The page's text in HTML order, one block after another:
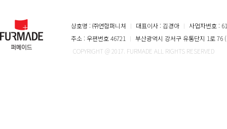
상호명 : ㈜연합퍼니쳐 ㅣ 대표이사 : 김경아 ㅣ 사업자번호 :
주소 : 우편번호 46721
ㅣ 부산광역시 강서구 유통단지 1로 76
COPYRIGHT @ 2017. FURMADE ALL RIGHTS RESERVED